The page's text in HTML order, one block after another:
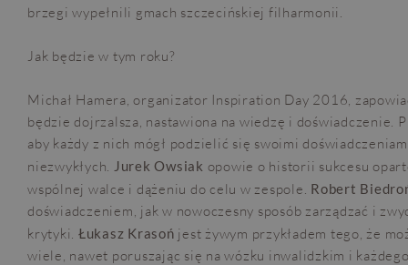
brzegi wypełnili gmach szczecińskiej filharmonii.
Jak będzie w tym roku?
Michał Hamera, organizator Inspiration Day 2016,
będzie dojrzalsza, nastawiona na wiedzę i doświadczenie.
aby każdy z nich mógł podzielić się swoimi
niezwykłych.
Jurek Owsiak opowie o historii sukcesu
wspólnej walce i dążeniu do celu w zespole. Robert
doświadczeniem, jak w nowoczesny sposób zarządzać i
krytyki. Łukasz Krasoń jest żywym przykładem tego, że
wiele, nawet poruszając się na wózku inwalidzkim i